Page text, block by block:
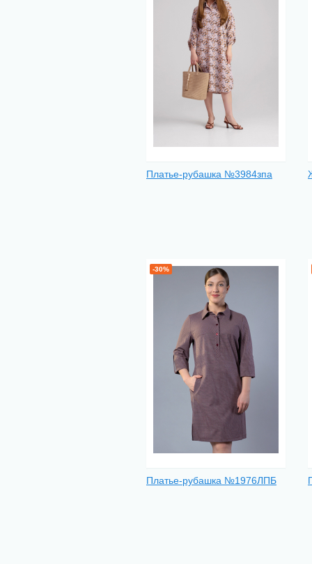
Платье-рубашка №3984зпа
-30%
Платье-рубашка №1976ЛПБ